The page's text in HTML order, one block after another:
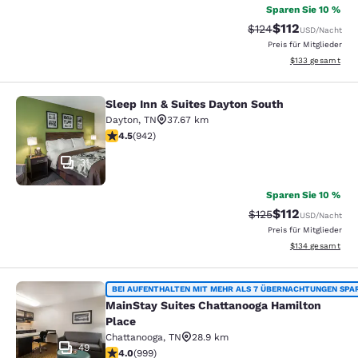
Sparen Sie 10 %
Durchgestrichener
$124Vergünstigter
$112USD/Nacht
Preis für Mitglieder
Geschätzte
$133 gesamt
Sleep Inn & Suites Dayton South
31
Sleep Inn & Suites Dayton South
Dayton, TN
37.67 km
4.45-Sterne-Bewertung. Hervorragend. 942
4.5(942)
Sparen Sie 10 %
Durchgestrichener
$125Vergünstigter
$112USD/Nacht
Preis für Mitglieder
Geschätzte
$134 gesamt
MainStay Suites Chattanooga
49
BEI AUFENTHALTEN MIT MEHR ALS 7 ÜBERNACHTUNGEN
MainStay Suites Chattanooga Hamilton
Place
Chattanooga, TN
28.9 km
3.98-Sterne-Bewertung. Gut. 999 Bewertungen
4.0(999)